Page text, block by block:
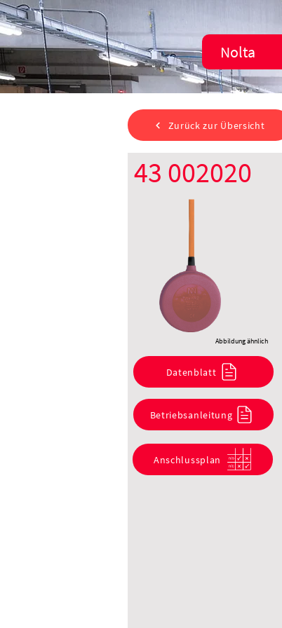
Nolta
Zurück zur Übersicht
43 002020
Abbildung ähnlich
Datenblatt
Betriebsanleitung
Anschlussplan